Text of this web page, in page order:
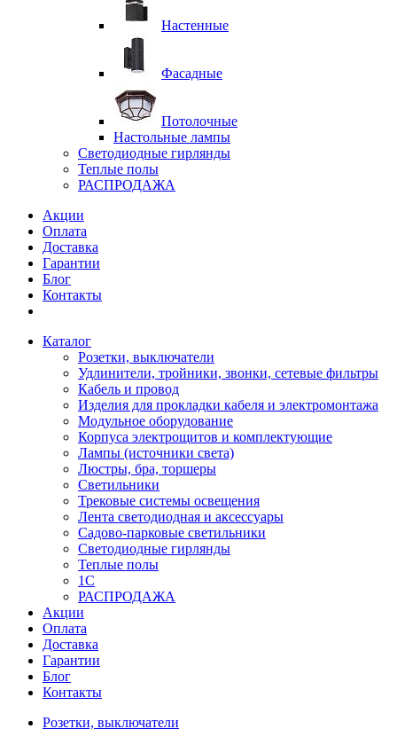
Настенные
Фасадные
Потолочные
Настольные лампы
Светодиодные гирлянды
Теплые полы
РАСПРОДАЖА
Акции
Оплата
Доставка
Гарантии
Блог
Контакты
Каталог
Розетки, выключатели
Удлинители, тройники, звонки, сетевые фильтры
Кабель и провод
Изделия для прокладки кабеля и электромонтажа
Модульное оборудование
Корпуса электрощитов и комплектующие
Лампы (источники света)
Люстры, бра, торшеры
Светильники
Трековые системы освещения
Лента светодиодная и аксессуары
Садово-парковые светильники
Светодиодные гирлянды
Теплые полы
1С
РАСПРОДАЖА
Акции
Оплата
Доставка
Гарантии
Блог
Контакты
Розетки, выключатели